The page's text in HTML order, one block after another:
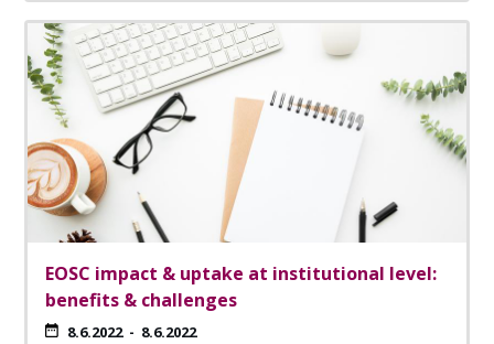
EOSC impact & uptake at institutional level:
benefits & challenges
8.6.2022- 8.6.2022